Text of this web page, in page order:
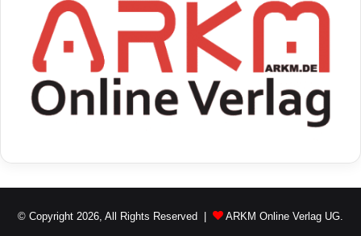
Bildpunkten Halbleitertechnologie
ISOCELL-Technologie
Lichtempfindlichkeit Massenproduktion
© Copyright 2026, All Rights Reserved | ARKM Online Verlag UG.